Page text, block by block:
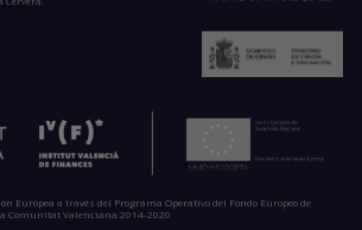
Europea a través del Programa Operativo del Fondo Europeo de
Comunitat Valenciana 2014-2020